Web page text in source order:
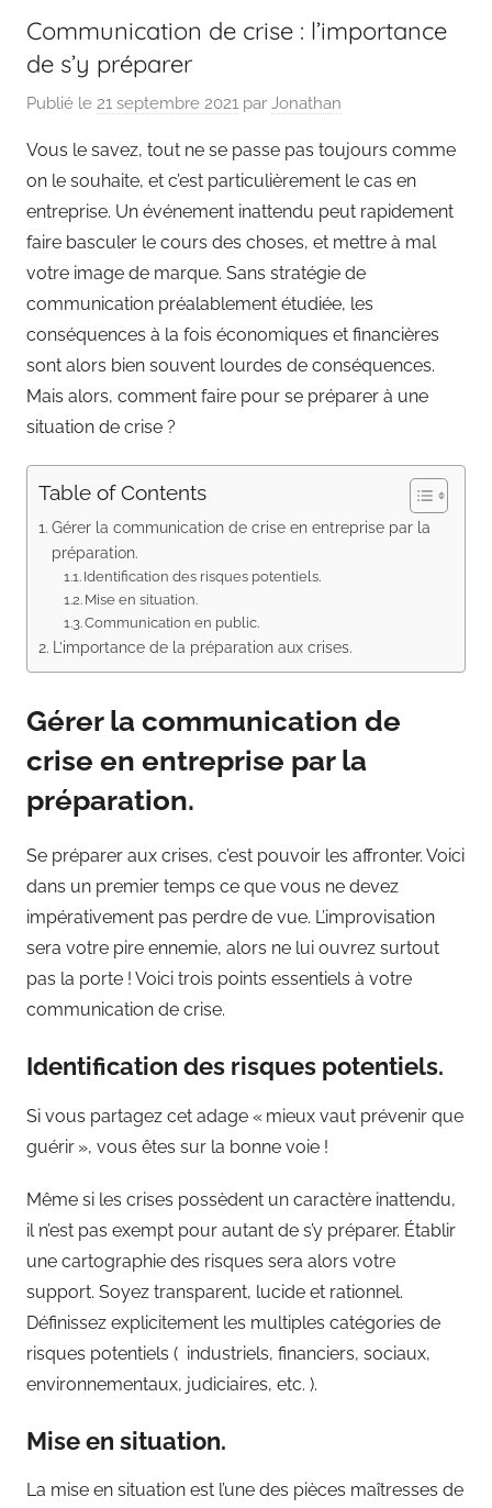
Communication de crise : l’importance
de s’y préparer
Publié le 21 septembre 2021 par Jonathan
Vous le savez, tout ne se passe pas toujours comme
on le souhaite, et c’est particulièrement le cas en
entreprise. Un événement inattendu peut rapidement
faire basculer le cours des choses, et mettre à mal
votre image de marque. Sans stratégie de
communication préalablement étudiée, les
conséquences à la fois économiques et financières
sont alors bien souvent lourdes de conséquences.
Mais alors, comment faire pour se préparer à une
situation de crise ?
Table of Contents
Gérer la communication de crise en entreprise par la
préparation.
Identification des risques potentiels.
Mise en situation.
Communication en public.
L’importance de la préparation aux crises.
Gérer la communication de
crise en entreprise par la
préparation.
Se préparer aux crises, c’est pouvoir les affronter. Voici
dans un premier temps ce que vous ne devez
impérativement pas perdre de vue. L’improvisation
sera votre pire ennemie, alors ne lui ouvrez surtout
pas la porte ! Voici trois points essentiels à votre
communication de crise.
Identification des risques potentiels.
Si vous partagez cet adage « mieux vaut prévenir que
guérir », vous êtes sur la bonne voie !
Même si les crises possèdent un caractère inattendu,
il n’est pas exempt pour autant de s’y préparer. Établir
une cartographie des risques sera alors votre
support. Soyez transparent, lucide et rationnel.
Définissez explicitement les multiples catégories de
risques potentiels ( industriels, financiers, sociaux,
environnementaux, judiciaires, etc. ).
Mise en situation.
La mise en situation est l’une des pièces maîtresses de